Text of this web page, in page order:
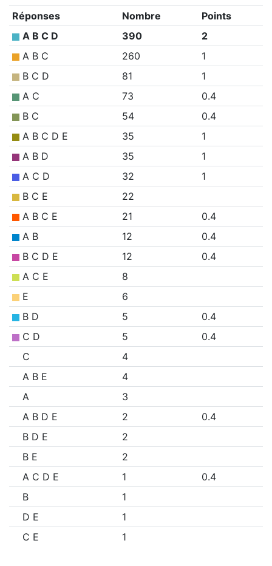
Réponses Nombre
Points
A B C D
390
2
A B C
260
1
B C D
81
1
A C
73
0.4
B C
54
0.4
A B C D E
35
1
A B D
35
1
A C D
32
1
B C E
22
A B C E
21
0.4
A B
12
0.4
B C D E
12
0.4
A C E
8
E
6
B D
5
0.4
C D
5
0.4
C
4
A B E
4
A
3
A B D E
2
0.4
B D E
2
B E
2
A C D E
1
0.4
B
1
D E
1
C E
1